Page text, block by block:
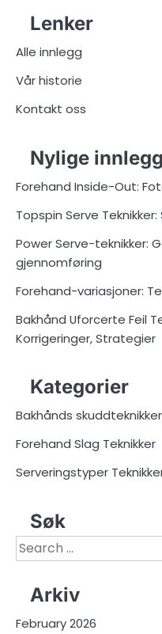
Lenker
Alle innlegg
Vår historie
Kontakt oss
Nylige innlegg
Forehand Inside-Out:
Topspin Serve
Power Serve-teknikker:
gjennomføring
Forehand-variasjoner:
Bakhånd Uforcerte Feil
Korrigeringer, Strategier
Kategorier
Bakhånds skuddteknikker
Forehand Slag Teknikker
Serveringstyper
Søk
Search
for:
Arkiv
February 2026